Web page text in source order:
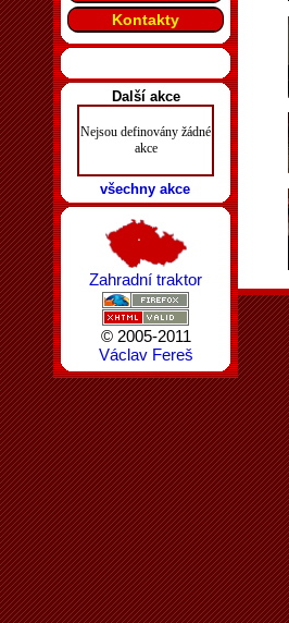
Kontakty
Další akce
Nejsou definovány žádné
akce
všechny akce
Zahradní traktor
© 2005-2011
Václav Fereš